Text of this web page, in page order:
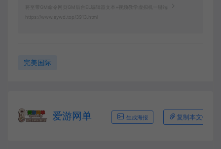
将至带GM命令网页GM后台EL编辑器文本+视频教学虚拟机一键端
https://www.aywd.top/3913.html
完美国际
爱游网单 生成海报 复制本文链接